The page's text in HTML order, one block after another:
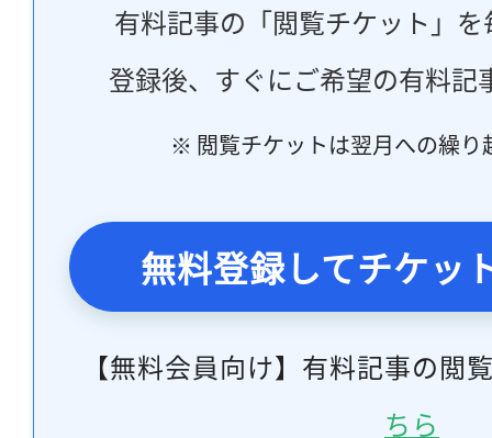
有料記事の「閲覧チケット」
登録後、すぐにご希望の有料記
※ 閲覧チケットは翌月への繰り
無料登録してチケッ
【無料会員向け】有料記事の閲
ちら